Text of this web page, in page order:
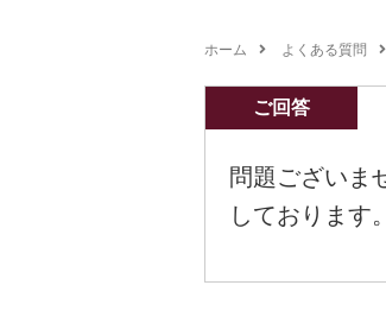
ホーム よくある質問
ご回答
問題ございま
しております